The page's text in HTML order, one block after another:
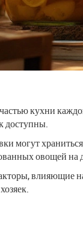
кухни
доступны.
могут
овощей на
влияющие